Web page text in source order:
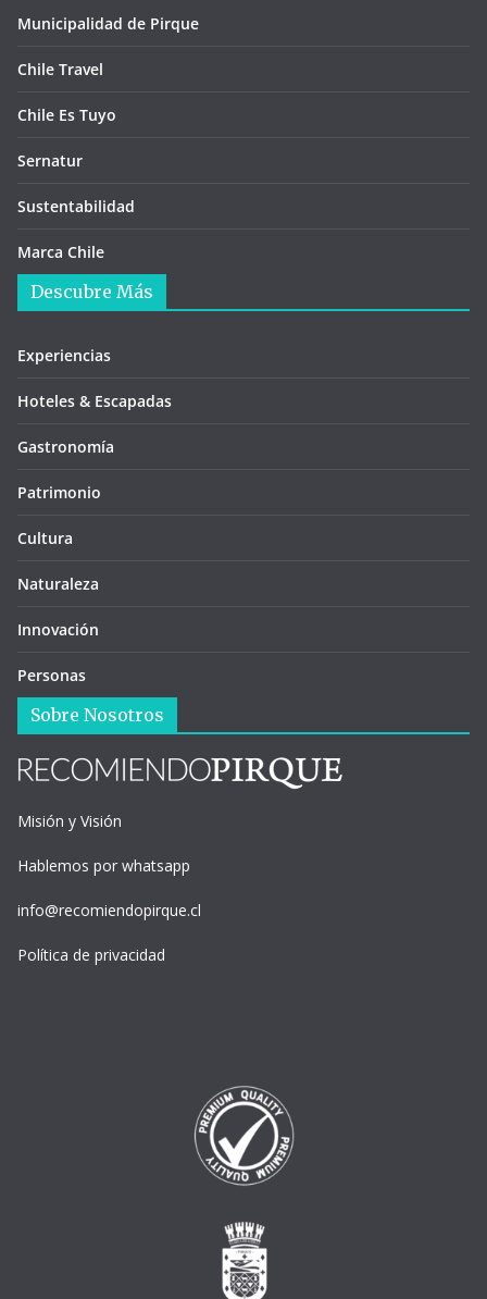
Municipalidad de Pirque
Chile Travel
Chile Es Tuyo
Sernatur
Sustentabilidad
Marca Chile
Descubre Más
Experiencias
Hoteles & Escapadas
Gastronomía
Patrimonio
Cultura
Naturaleza
Innovación
Personas
Sobre Nosotros
Misión y Visión
Hablemos por whatsapp
info@recomiendopirque.cl
Política de privacidad